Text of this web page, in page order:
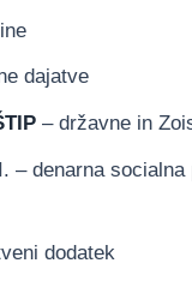
dajatve
– državne in
– denarna socialna
dodatek